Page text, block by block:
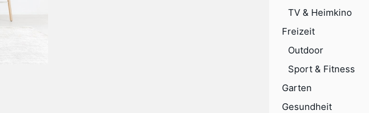
TV & Heimkino
Freizeit
Outdoor
Sport & Fitness
Garten
Gesundheit